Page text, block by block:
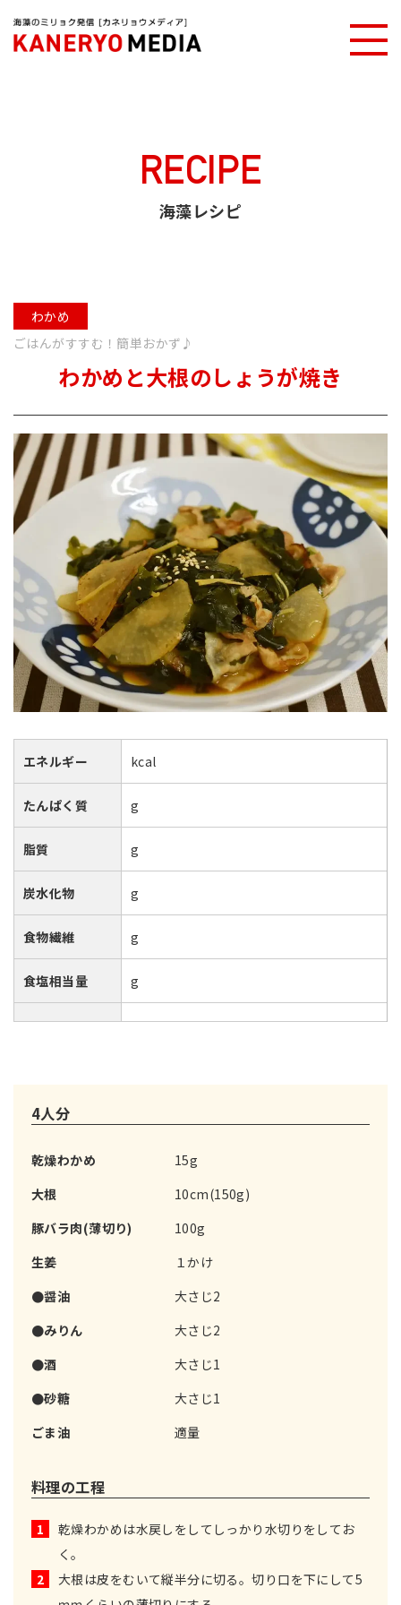
カネリョウメディアTOP
海藻レシピ
RECIPE
海藻レシピ
わかめ
ごはんがすすむ！簡単おかず♪
わかめと大根のしょうが焼き
エネルギー kcal
たんぱく質 g
脂質 g
炭水化物 g
食物繊維 g
食塩相当量 g
4人分
乾燥わかめ
15g
大根
10cm(150g)
豚バラ肉(薄切り)
100g
生姜
１かけ
●醤油
大さじ2
●みりん
大さじ2
●酒
大さじ1
●砂糖
大さじ1
ごま油
適量
料理の工程
1
乾燥わかめは水戻しをしてしっかり水切りをしてお
く。
2
大根は皮をむいて縦半分に切る。切り口を下にして5